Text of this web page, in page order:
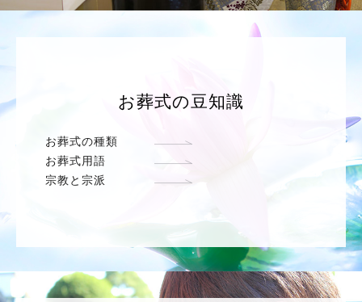
お葬式の豆知識
お葬式の種類
お葬式用語
宗教と宗派